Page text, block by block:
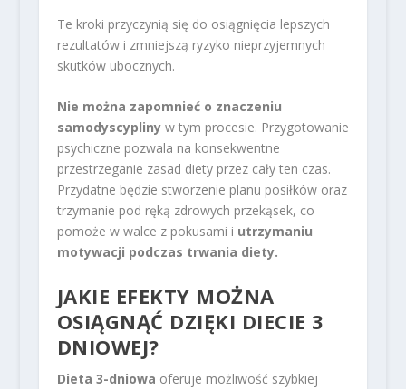
Te kroki przyczynią się do osiągnięcia lepszych
rezultatów i zmniejszą ryzyko nieprzyjemnych
skutków ubocznych.
Nie można zapomnieć o znaczeniu
samodyscyplinyw tym procesie. Przygotowanie
psychiczne pozwala na konsekwentne
przestrzeganie zasad diety przez cały ten czas.
Przydatne będzie stworzenie planu posiłków oraz
trzymanie pod ręką zdrowych przekąsek, co
pomoże w walce z pokusami i utrzymaniu
motywacji podczas trwania diety.
JAKIE EFEKTY MOŻNA
OSIĄGNĄĆ DZIĘKI DIECIE 3
DNIOWEJ?
Dieta 3-dniowa oferuje możliwość szybkiej